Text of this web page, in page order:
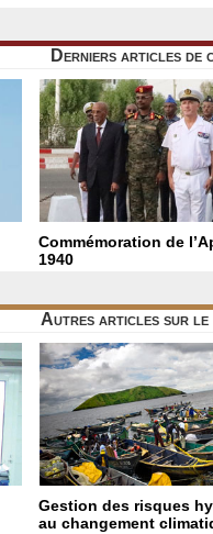
Derniers articles de
Commémoration de
1940
Autres articles sur le
Gestion des risques
au changement